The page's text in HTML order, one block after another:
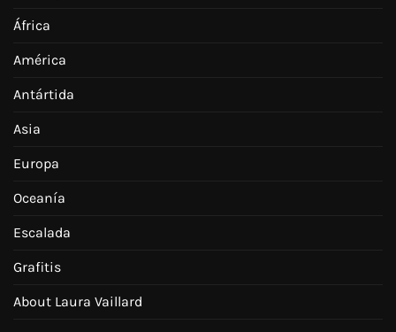
África
América
Antártida
Asia
Europa
Oceanía
Escalada
Grafitis
About Laura Vaillard